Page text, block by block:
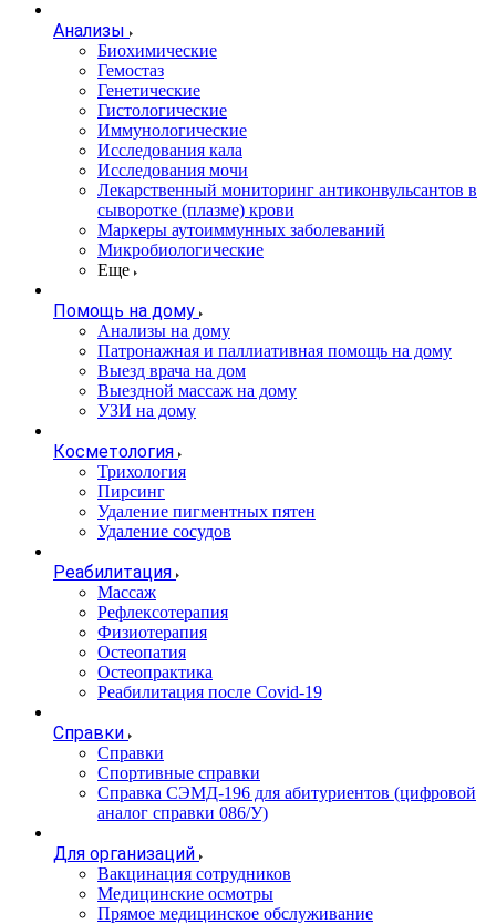
Анализы
Биохимические
Гемостаз
Генетические
Гистологические
Иммунологические
Исследования кала
Исследования мочи
Лекарственный мониторинг антиконвульсантов в
сыворотке (плазме) крови
Маркеры аутоиммунных заболеваний
Микробиологические
Еще
Помощь на дому
Анализы на дому
Патронажная и паллиативная помощь на дому
Выезд врача на дом
Выездной массаж на дому
УЗИ на дому
Косметология
Трихология
Пирсинг
Удаление пигментных пятен
Удаление сосудов
Реабилитация
Массаж
Рефлексотерапия
Физиотерапия
Остеопатия
Остеопрактика
Реабилитация после Covid-19
Справки
Справки
Спортивные справки
Справка СЭМД‑196 для абитуриентов (цифровой
аналог справки 086/У)
Для организаций
Вакцинация сотрудников
Медицинские осмотры
Прямое медицинское обслуживание